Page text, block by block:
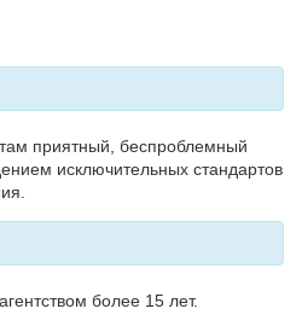
приятный, беспроблемный
исключительных стандартов
более 15 лет.